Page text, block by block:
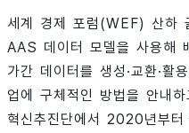
세계 경제 포럼(WEF) 산하
AAS 데이터 모델을 사용해
가간 데이터를 생성·교환·활
업에 구체적인 방법을 안내
혁신추진단에서 2020년부터